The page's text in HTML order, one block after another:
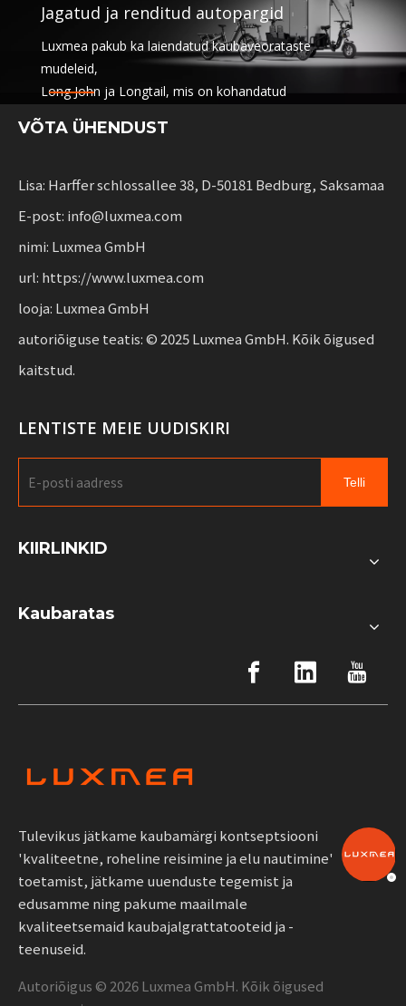
Jagatud ja renditud autopargid
Luxmea pakub ka laiendatud kaubaveorataste
mudeleid,
Long John ja Longtail, mis on kohandatud
logistikaettevõtetele,
jagamisteenused ja autoparkide rentimine. Need
paindlikkust jätkusuutlikku liikuvust suurendavatele
VÕTA ÜHENDUST
Lisa: Harffer schlossallee 38, D-50181 Bedburg, Saksamaa
E-post: info@luxmea.com
nimi: Luxmea GmbH
url: https://www.luxmea.com
looja: Luxmea GmbH
autoriõiguse teatis: © 2025 Luxmea GmbH. Kõik õigused
kaitstud.
LENTISTE MEIE UUDISKIRI
Telli
KIIRLINKID
Kaubaratas
Tulevikus jätkame kaubamärgi kontseptsiooni
'kvaliteetne, roheline reisimine ja elu nautimine'
toetamist, jätkame uuenduste tegemist ja
edusamme ning pakume maailmale
kvaliteetsemaid kaubajalgrattatooteid ja -
teenuseid.
Autoriõigus © 2026Luxmea GmbH. Kõik õigused